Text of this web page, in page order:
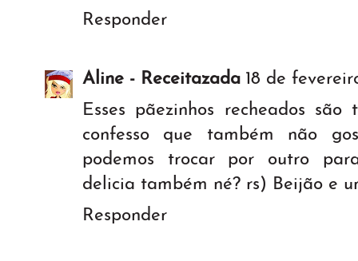
Responder
Aline - Receitazada 18 de
Esses pãezinhos recheados
confesso que também não
podemos trocar por outro
delicia também né? rs) Beijão e
Responder